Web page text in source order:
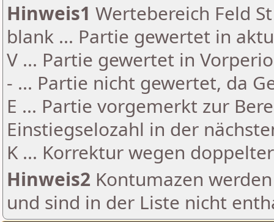
Hinweis1 Wertebereich Feld
blank ... Partie gewertet in
V ... Partie gewertet in
- ... Partie nicht gewertet, da
E ... Partie vorgemerkt zur
Einstiegselozahl in der
K ... Korrektur wegen
Hinweis2 Kontumazen
und sind in der Liste nicht